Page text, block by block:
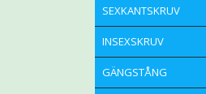
SEXKANTSKRUV
INSEXSKRUV
GÄNGSTÅNG